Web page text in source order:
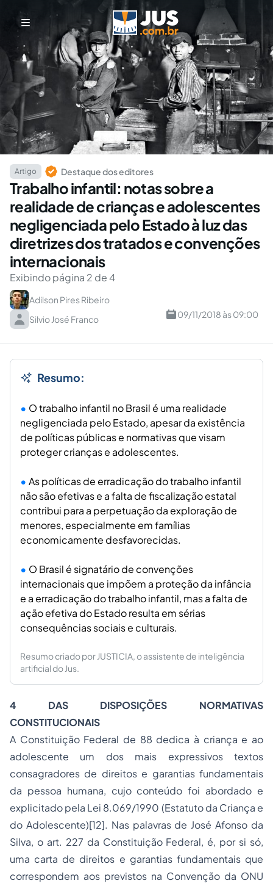
Artigo Destaque dos editores
Trabalho infantil: notas sobre a
realidade de crianças e adolescentes
negligenciada pelo Estado à luz das
diretrizes dos tratados e convenções
internacionais
Exibindo página 2 de 4
Adilson Pires Ribeiro
Silvio José Franco
09/11/2018 às 09:00
Resumo:
O trabalho infantil no Brasil é uma realidade
negligenciada pelo Estado, apesar da existência
de políticas públicas e normativas que visam
proteger crianças e adolescentes.
As políticas de erradicação do trabalho infantil
não são efetivas e a falta de fiscalização estatal
contribui para a perpetuação da exploração de
menores, especialmente em famílias
economicamente desfavorecidas.
O Brasil é signatário de convenções
internacionais que impõem a proteção da infância
e a erradicação do trabalho infantil, mas a falta de
ação efetiva do Estado resulta em sérias
consequências sociais e culturais.
Resumo criado por JUSTICIA, o assistente de inteligência
artificial do Jus.
4 DAS DISPOSIÇÕES NORMATIVAS
CONSTITUCIONAIS
A Constituição Federal de 88 dedica à criança e ao
adolescente um dos mais expressivos textos
consagradores de direitos e garantias fundamentais
da pessoa humana, cujo conteúdo foi abordado e
explicitado pela Lei 8.069/1990 (Estatuto da Criança e
do Adolescente)[12]. Nas palavras de José Afonso da
Silva, o art. 227 da Constituição Federal, é, por si só,
uma carta de direitos e garantias fundamentais que
correspondem aos previstos na Convenção da ONU